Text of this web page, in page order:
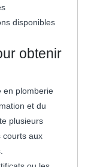
disponibles
obtenir
en plomberie
et du
plusieurs
courts aux